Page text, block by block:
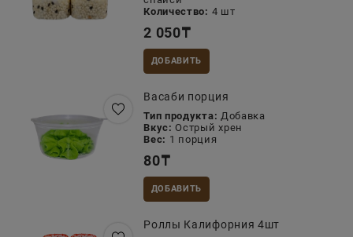
Количество: 4 шт
2 050₸
ДОБАВИТЬ
Васаби порция
Тип продукта: Добавка
Вкус: Острый хрен
Вес: 1 порция
80₸
ДОБАВИТЬ
Роллы Калифорния 4шт